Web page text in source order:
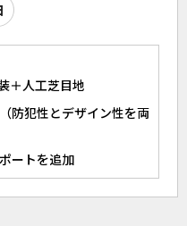
＋人工芝目地
防犯性とデザイン性を両
ートを追加